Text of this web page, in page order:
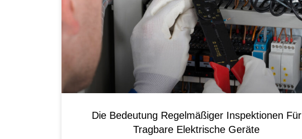
Die Bedeutung Regelmäßiger Inspektionen Für
Tragbare Elektrische Geräte